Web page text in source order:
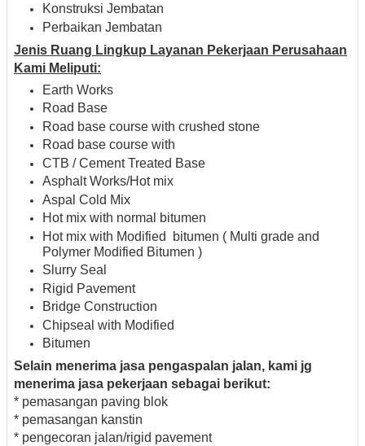
Konstruksi Jembatan
Perbaikan Jembatan
Jenis Ruang Lingkup Layanan Pekerjaan Perusahaan
Kami Meliputi:
Earth Works
Road Base
Road base course with crushed stone
Road base course with
CTB / Cement Treated Base
Asphalt Works/Hot mix
Aspal Cold Mix
Hot mix with normal bitumen
Hot mix with Modified bitumen ( Multi grade and
Polymer Modified Bitumen )
Slurry Seal
Rigid Pavement
Bridge Construction
Chipseal with Modified
Bitumen
Selain menerima jasa pengaspalan jalan, kami jg
menerima jasa pekerjaan sebagai berikut:
* pemasangan paving blok
* pemasangan kanstin
* pengecoran jalan/rigid pavement